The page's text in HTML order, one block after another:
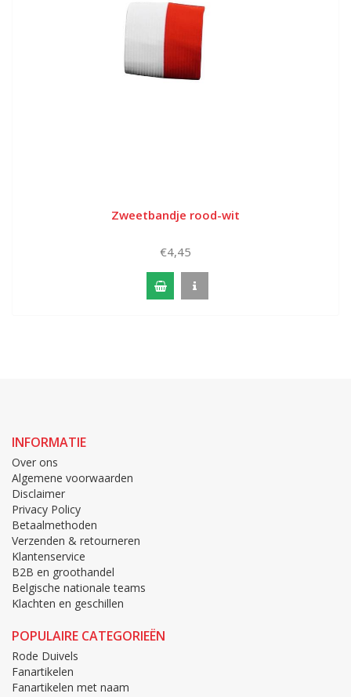
Zweetbandje rood-wit
€4,45
INFORMATIE
Over ons
Algemene voorwaarden
Disclaimer
Privacy Policy
Betaalmethoden
Verzenden & retourneren
Klantenservice
B2B en groothandel
Belgische nationale teams
Klachten en geschillen
POPULAIRE CATEGORIEËN
Rode Duivels
Fanartikelen
Fanartikelen met naam